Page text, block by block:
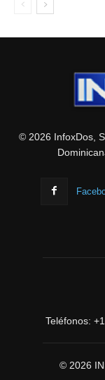
© 2026 InfoxDos,
Teléfonos:
© 2026